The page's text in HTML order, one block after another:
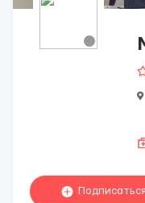
Подписаться